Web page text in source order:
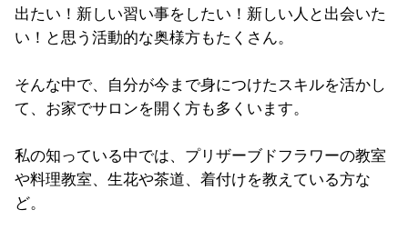
出たい！新しい習い事をしたい！新しい人と出会いた
い！と思う活動的な奥様方もたくさん。
そんな中で、自分が今まで身につけたスキルを活かし
て、お家でサロンを開く方も多くいます。
私の知っている中では、プリザーブドフラワーの教室
や料理教室、生花や茶道、着付けを教えている方な
ど。